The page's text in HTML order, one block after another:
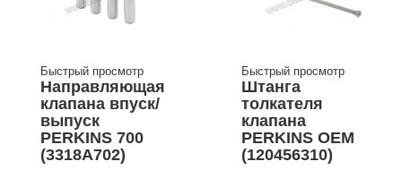
Быстрый просмотр
Направляющая
клапана впуск/
выпуск
PERKINS 700
(3318A702)
Быстрый просмотр
Штанга
толкателя
клапана
PERKINS OEM
(120456310)